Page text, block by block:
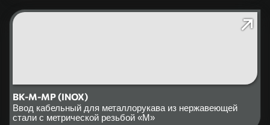
ВК-М-МР (INOX)
Ввод кабельный для металлорукава из нержавеющей
стали с метрической резьбой «M»